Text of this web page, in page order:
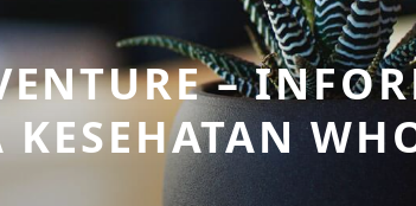
–
KESEHATAN